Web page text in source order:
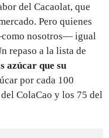
del Cacaolat, que
Pero quienes
nosotros— igual
repaso a la lista de
azúcar que su
por cada 100
ColaCao y los 75 del